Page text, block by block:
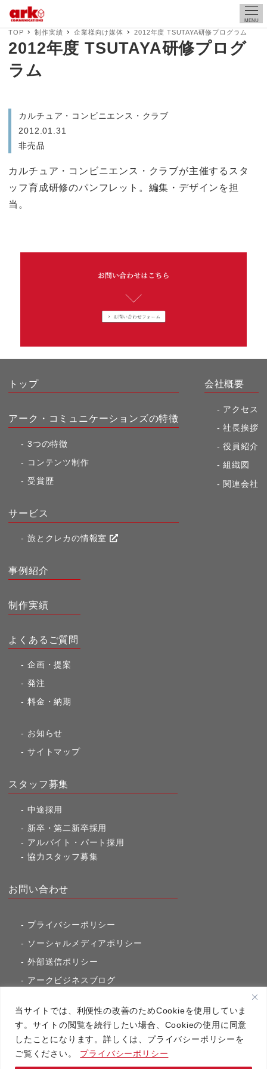
当サイトでは、利便性の改善のためCookieを使用していま
す。サイトの閲覧を続行したい場合、Cookieの使用に同意
したことになります。詳しくは、プライバシーポリシーを
ご覧ください。
プライバシーポリシー
MENU
TOP 制作実績 企業様向け媒体 2012年度 TSUTAYA研修プログラム
2012年度 TSUTAYA研修プログ
ラム
カルチュア・コンビニエンス・クラブ
2012.01.31
非売品
カルチュア・コンビニエンス・クラブが主催するスタ
ッフ育成研修のパンフレット。編集・デザインを担
当。
トップ
アーク・コミュニケーションズの特徴
3つの特徴
コンテンツ制作
受賞歴
サービス
旅とクレカの情報室
会社概要
アクセス
社長挨拶
役員紹介
組織図
関連会社
事例紹介
制作実績
よくあるご質問
企画・提案
発注
料金・納期
お知らせ
サイトマップ
スタッフ募集
中途採用
新卒・第二新卒採用
アルバイト・パート採用
協力スタッフ募集
お問い合わせ
プライバシーポリシー
ソーシャルメディアポリシー
外部送信ポリシー
アークビジネスブログ
アーク・コミュニケーションズ
Copyright（C）2020 アーク・コミュニケーションズ All RightsReserved.